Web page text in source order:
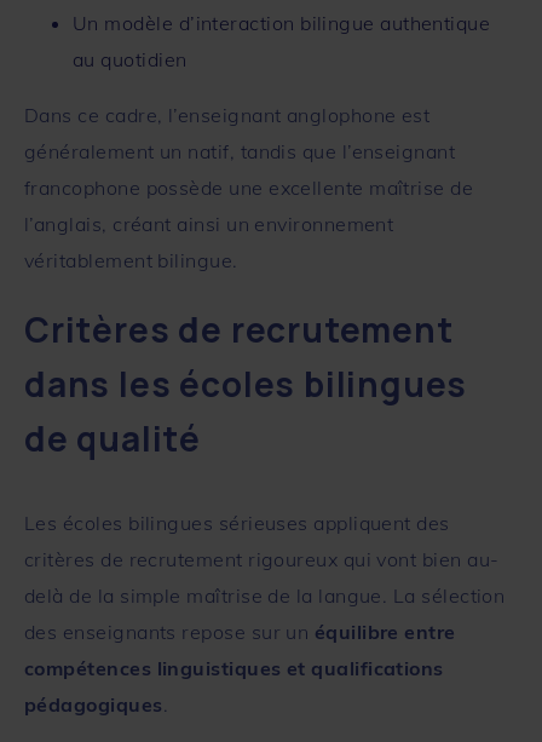
Un modèle d’interaction bilingue authentique
au quotidien
Dans ce cadre, l’enseignant anglophone est
généralement un natif, tandis que l’enseignant
francophone possède une excellente maîtrise de
l’anglais, créant ainsi un environnement
véritablement bilingue.
Critères de recrutement
dans les écoles bilingues
de qualité
Les écoles bilingues sérieuses appliquent des
critères de recrutement rigoureux qui vont bien au-
delà de la simple maîtrise de la langue. La sélection
des enseignants repose sur un équilibre entre
compétences linguistiques et qualifications
pédagogiques